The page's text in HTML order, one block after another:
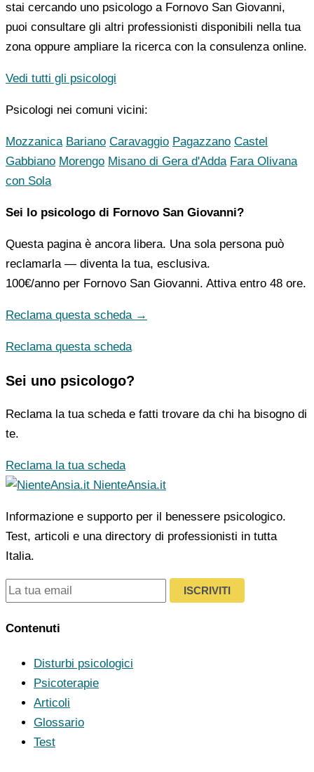
stai cercando uno psicologo a Fornovo San Giovanni,
puoi consultare gli altri professionisti disponibili nella tua
zona oppure ampliare la ricerca con la consulenza online.
Vedi tutti gli psicologi
Psicologi nei comuni vicini:
Mozzanica Bariano Caravaggio Pagazzano Castel
Gabbiano Morengo Misano di Gera d'Adda Fara Olivana
con Sola
Sei lo psicologo di Fornovo San Giovanni?
Questa pagina è ancora libera. Una sola persona può
reclamarla — diventa la tua, esclusiva.
100€/anno per Fornovo San Giovanni. Attiva entro 48 ore.
Reclama questa scheda →
Reclama questa scheda
Sei uno psicologo?
Reclama la tua scheda e fatti trovare da chi ha bisogno di
te.
Reclama la tua scheda
NienteAnsia.it
Informazione e supporto per il benessere psicologico.
Test, articoli e una directory di professionisti in tutta
Italia.
ISCRIVITI
Contenuti
Disturbi psicologici
Psicoterapie
Articoli
Glossario
Test